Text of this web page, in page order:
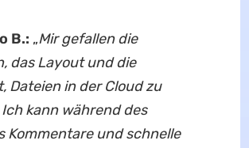
B.: „Mir gefallen die
das Layout und die
Dateien in der Cloud zu
kann während des
Kommentare und schnelle